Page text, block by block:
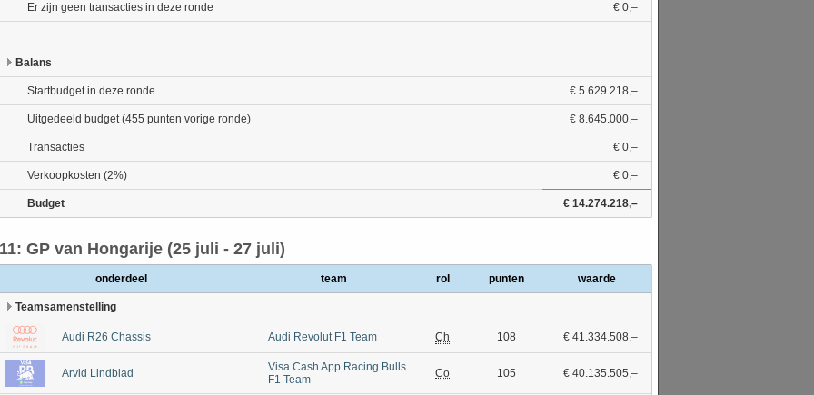
Er zijn geen transacties in deze ronde € 0,–
Balans
Startbudget in deze ronde € 5.629.218,–
Uitgedeeld budget (455 punten vorige ronde) € 8.645.000,–
Transacties € 0,–
Verkoopkosten (2%) € 0,–
Budget € 14.274.218,–
GP van Hongarije (25 juli - 27 juli)
onderdeel team rol punten waarde
Teamsamenstelling
Audi R26 Chassis Audi Revolut F1 Team Ch 108 € 41.334.508,–
Arvid Lindblad
Visa Cash App Racing Bulls
F1 Team
Co 105 € 40.135.505,–